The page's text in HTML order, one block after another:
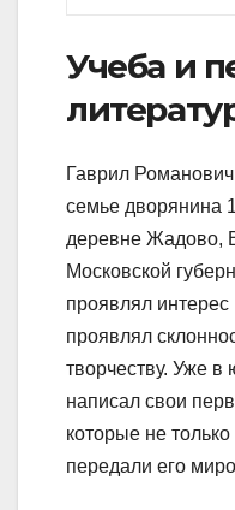
Учеба и
Гаврил
семье дворянина
деревне Жадово,
Московской
проявлял интерес
проявлял
творчеству. Уже в
написал свои
которые не только
передали его